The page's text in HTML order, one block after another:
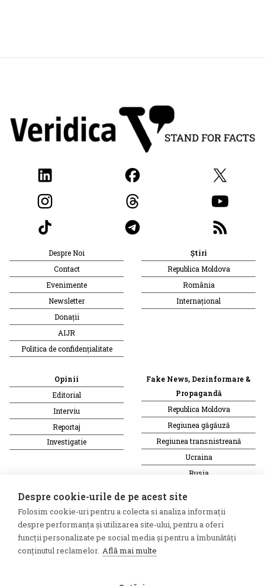
Despre Noi
Contact
Evenimente
Newsletter
Donații
AIJR
Politica de confidențialitate
Știri
Republica Moldova
România
Internațional
Opinii
Editorial
Interviu
Reportaj
Investigatie
Fake News, Dezinformare &
Propagandă
Republica Moldova
Regiunea găgăuză
Regiunea transnistreană
Ucraina
Rusia
Presa rusă independentă
Presa rusa pro-Kremlin
Presa din regiunea găgăuză
Presa din regiunea
Reportaj video
Interviu video
Despre cookie-urile de pe acest site
Folosim cookie-uri pentru a colecta si analiza informații
despre performanța și utilizarea site-ului, pentru a oferi
funcții personalizate pe social media și pentru a îmbunătăți
conținutul reclamelor. Află mai multe